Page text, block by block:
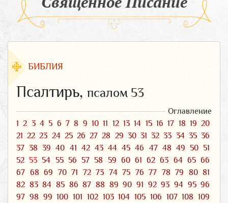
БИБЛИЯ
Псалтирь, псалом 53
Оглавление
1 2 3 4 5 6 7 8 9 10 11 12 13 14 15 16 17 18 19 20
21 22 23 24 25 26 27 28 29 30 31 32 33 34 35 36
37 38 39 40 41 42 43 44 45 46 47 48 49 50 51
52 53 54 55 56 57 58 59 60 61 62 63 64 65 66
67 68 69 70 71 72 73 74 75 76 77 78 79 80 81
82 83 84 85 86 87 88 89 90 91 92 93 94 95 96
97 98 99 100 101 102 103 104 105 106 107 108 109